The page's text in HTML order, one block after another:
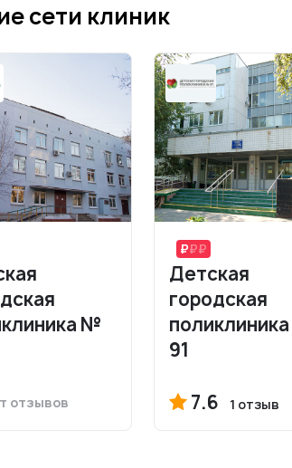
сети клиник
№
отзывов
Детская
городская
91
7.6 1 отзыв